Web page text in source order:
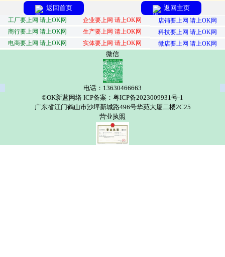
返回首页 返回主页
工厂要上网 请上OK网 企业要上网 请上OK网
店铺要上网 请上OK网
商行要上网 请上OK网
生产要上网 请上OK网
科技要上网 请上OK网
电商要上网 请上OK网
实体要上网 请上OK网 微店要上网 请上OK网
微信
电话：13630466663
©OK新蓝网络 ICP备案：粤ICP备2023009931号-1
广东省江门鹤山市沙坪新城路496号华苑大厦二楼2C25
营业执照